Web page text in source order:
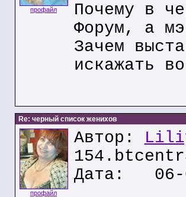
профайл
Почему в
Форум, а
Зачем
искажать
Re: черный список женихов
профайл
Автор:
Дата: 06-